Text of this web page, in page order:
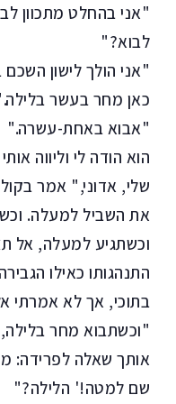
"אני בהחלט מתכוון
לבוא?"
"אני הולך לישון
כאן מחר בעשר
"אבוא באחת-עשרה."
הוא הודה לי וליווה
שלי, אדוני," אמר
את השביל למעלה.
וכשתגיע למעלה, אל
התנהגותו כאילו
בתוכי, אך לא אמרתי
"וכשתבוא מחר
אותך שאלה לפרידה:
שם למטה!' הלילה?"